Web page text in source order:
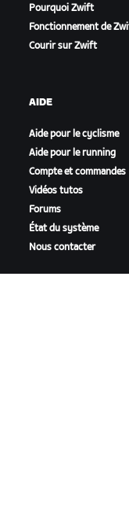
Pourquoi Zwift
Fonctionnement de
Courir sur Zwift
AIDE
Aide pour le cyclisme
Aide pour le running
Compte et commandes
Vidéos tutos
Forums
État du système
Nous contacter